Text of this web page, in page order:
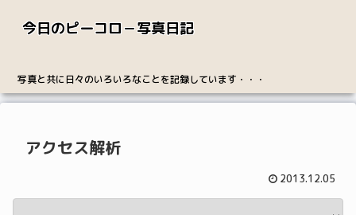
今日のピーコロ－写真日記
写真と共に日々のいろいろなことを記録しています・・・
アクセス解析
2013.12.05